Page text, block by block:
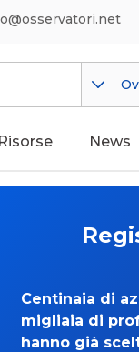
Risorse News
Centinaia di
migliaia di
hanno già